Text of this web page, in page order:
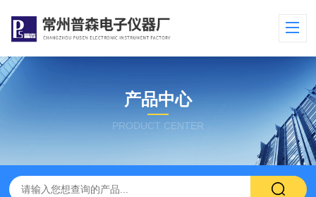
产品中心
PRODUCT CENTER